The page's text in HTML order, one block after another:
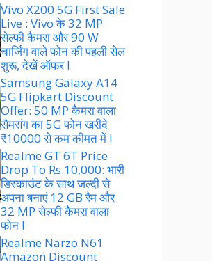
Vivo X200 5G First Sale
Live : Vivo के 32 MP
सेल्फी कैमरा और 90 W
चार्जिंग वाले फोन की पहली सेल
शुरू, देखें ऑफर !
Samsung Galaxy A14
5G Flipkart Discount
Offer: 50 MP कैमरा वाला
सैमसंग का 5G फोन खरीदे
₹10000 से कम कीमत में !
Realme GT 6T Price
Drop To Rs.10,000: भारी
डिस्काउंट के साथ जल्दी से
अपना बनाएं 12 GB रैम और
32 MP सेल्फी कैमरा वाला
फोन !
Realme Narzo N61
Amazon Discount